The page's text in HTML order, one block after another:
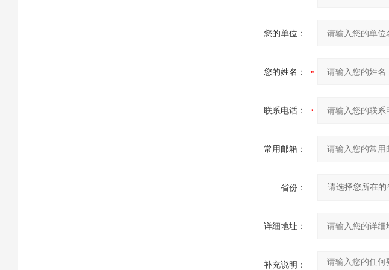
您的单位：
您的姓名：
联系电话：
常用邮箱：
省份：
详细地址：
补充说明：